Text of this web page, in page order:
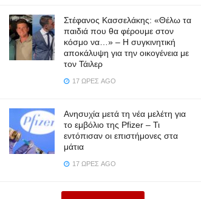
Στέφανος Κασσελάκης: «Θέλω τα
παιδιά που θα φέρουμε στον
κόσμο να…» – Η συγκινητική
αποκάλυψη για την οικογένεια με
τον Τάιλερ
17 ΏΡΕΣ AGO
Ανησυχία μετά τη νέα μελέτη για
το εμβόλιο της Pfizer – Τι
εντόπισαν οι επιστήμονες στα
μάτια
17 ΏΡΕΣ AGO